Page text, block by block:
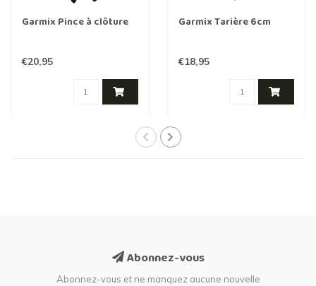
Garmix Pince à clôture
€20,95
Garmix Tarière 6cm
€18,95
Abonnez-vous
Abonnez-vous et ne manquez aucune nouvelle